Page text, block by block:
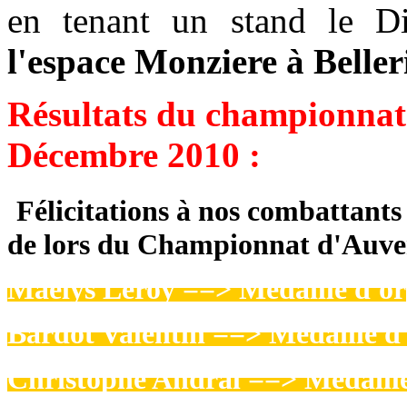
en tenant un stand le
l'espace Monziere à
Résultats du
Décembre 2010 :
Félicitations à nos
de lors du Championnat
Maelys Leroy ==> Médaille d'or
Bardot Valentin ==> Médaille
Christophe Andral ==>